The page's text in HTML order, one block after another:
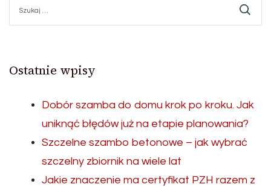
Ostatnie wpisy
Dobór szamba do domu krok po kroku. Jak
uniknąć błędów już na etapie planowania?
Szczelne szambo betonowe – jak wybrać
szczelny zbiornik na wiele lat
Jakie znaczenie ma certyfikat PZH razem z